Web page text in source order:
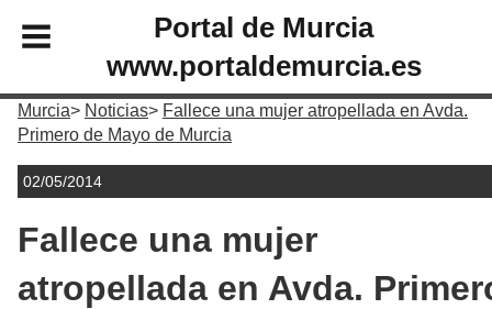
Portal de Murcia
www.portaldemurcia.es
Murcia Noticias
Fallece una mujer atropellada en Avda.
Primero de Mayo de Murcia
02/05/2014
Fallece una mujer
atropellada en Avda.